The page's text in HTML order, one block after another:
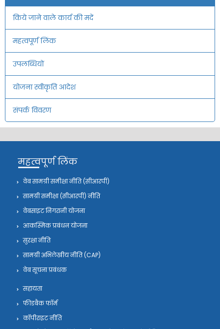
किये जाने वाले कार्य की मदें
महत्वपूर्ण लिंक
उपलब्धियों
योजना स्वीकृति आदेश
संपर्क विवरण
महत्वपूर्ण लिंक
वेब सामग्री समीक्षा नीति (सीआरपी)
सामग्री समीक्षा (सीआरपी) नीति
वेबसाइट निगरानी योजना
आकस्मिक प्रबंधन योजना
सुरक्षा नीति
सामग्री अभिलेखीय नीति (CAP)
वेब सूचना प्रबंधक
सहायता
फीडबैक फॉर्म
कॉपीराइट नीति